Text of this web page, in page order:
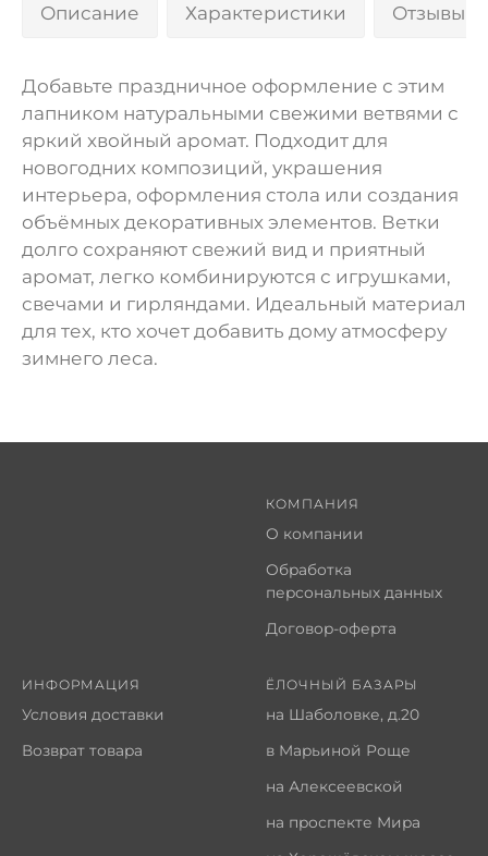
Описание Характеристики Отзывы 0
Добавьте праздничное оформление с этим
лапником натуральными свежими ветвями с
яркий хвойный аромат. Подходит для
новогодних композиций, украшения
интерьера, оформления стола или создания
объёмных декоративных элементов. Ветки
долго сохраняют свежий вид и приятный
аромат, легко комбинируются с игрушками,
свечами и гирляндами. Идеальный материал
для тех, кто хочет добавить дому атмосферу
зимнего леса.
КОМПАНИЯ
О компании
Обработка
персональных данных
Договор-оферта
ИНФОРМАЦИЯ
Условия доставки
Возврат товара
ЁЛОЧНЫЙ БАЗАРЫ
на Шаболовке, д.20
в Марьиной Роще
на Алексеевской
на проспекте Мира